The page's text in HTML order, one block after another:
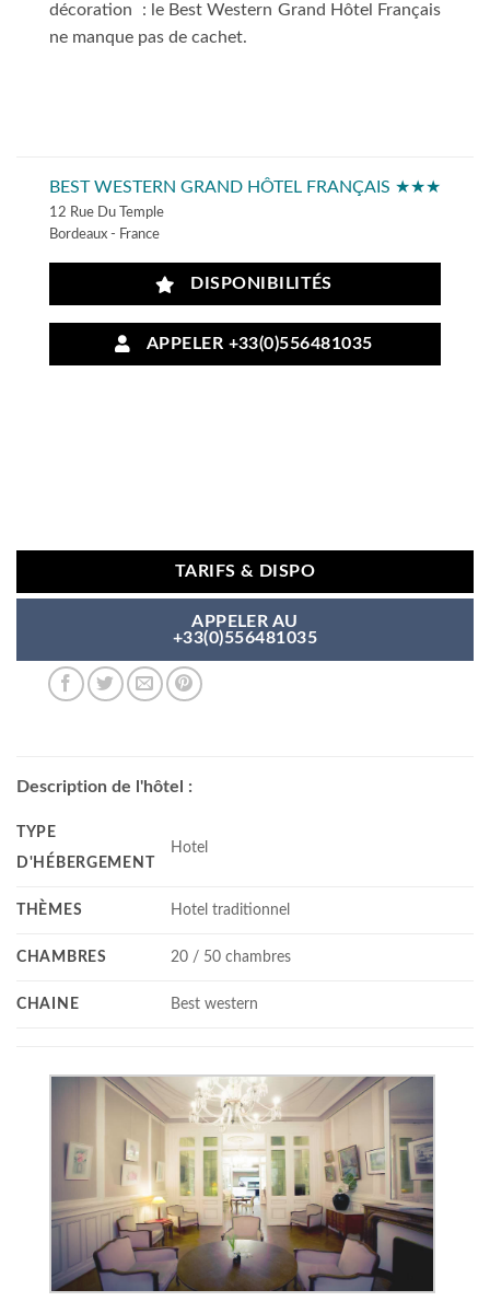
décoration : le Best Western Grand Hôtel Français
ne manque pas de cachet.
BEST WESTERN GRAND HÔTEL FRANÇAIS ★★★
12 Rue Du Temple
Bordeaux - France
DISPONIBILITÉS
APPELER +33(0)556481035
TARIFS & DISPO
APPELER AU
+33(0)556481035
Description de l'hôtel :
TYPE
D'HÉBERGEMENT
Hotel
THÈMES Hotel traditionnel
CHAMBRES 20 / 50 chambres
CHAINE Best western